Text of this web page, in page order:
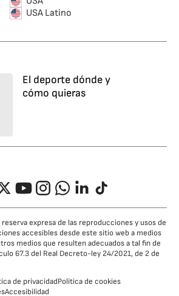
USA Latino
El deporte dónde y
cómo quieras
YouTubeInstagramWhatsappLinkedIn
TikTok
reserva expresa de las reproducciones y usos de
accesibles desde este sitio web a medios
medios que resulten adecuados a tal fin de
67.3 del Real Decreto-ley 24/2021, de 2 de
de privacidadPolítica de cookies
Accesibilidad